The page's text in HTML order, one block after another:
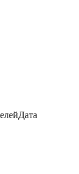
Дата